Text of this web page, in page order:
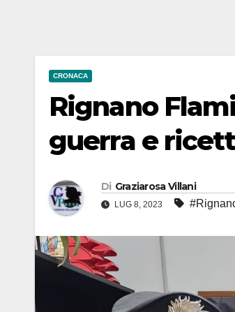
CRONACA
Rignano
guerra e
Di Graziarosa Villani
LUG 8, 2023